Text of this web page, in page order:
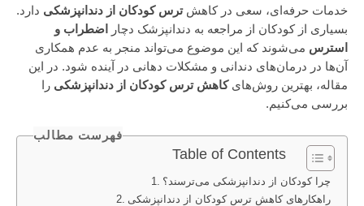
خدمات حرفه‌ای، سعی در کاهشترس کودکان از دندانپزشکی دارد.
بسیاری از کودکان از مراجعه به دندانپزشک دچار
اضطراب و
استرس می‌شوند که این موضوع می‌تواند منجر به عدم همکاری
آن‌ها در درمان‌های دندانی و مشکلات دهانی در آینده شود. در این
مقاله، بهترین روش‌هایکاهش ترس کودکان از دندانپزشکی را
بررسی می‌کنیم.
فهرست مطالب
Table of Contents
چرا کودکان از دندانپزشکی می‌ترسند؟
راهکارهای کاهش ترس کودکان از دندانپزشکی